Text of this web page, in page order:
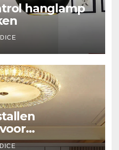
hanglamp